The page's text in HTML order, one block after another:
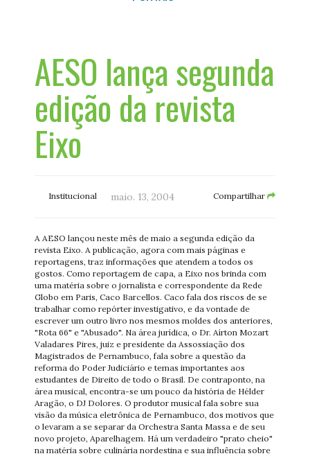
AESO lança segunda
edição da revista
Eixo
Institucional maio. 13, 2004 Compartilhar
A AESO lançou neste mês de maio a segunda edição da
revista Eixo. A publicação, agora com mais páginas e
reportagens, traz informações que atendem a todos os
gostos. Como reportagem de capa, a Eixo nos brinda com
uma matéria sobre o jornalista e correspondente da Rede
Globo em Paris, Caco Barcellos. Caco fala dos riscos de se
trabalhar como repórter investigativo, e da vontade de
escrever um outro livro nos mesmos moldes dos anteriores,
"Rota 66" e "Abusado". Na área jurídica, o Dr. Aírton Mozart
Valadares Pires, juiz e presidente da Assossiação dos
Magistrados de Pernambuco, fala sobre a questão da
reforma do Poder Judiciário e temas importantes aos
estudantes de Direito de todo o Brasil. De contraponto, na
área musical, encontra-se um pouco da história de Hélder
Aragão, o DJ Dolores. O produtor musical fala sobre sua
visão da música eletrônica de Pernambuco, dos motivos que
o levaram a se separar da Orchestra Santa Massa e de seu
novo projeto, Aparelhagem. Há um verdadeiro "prato cheio"
na matéria sobre culinária nordestina e sua influência sobre